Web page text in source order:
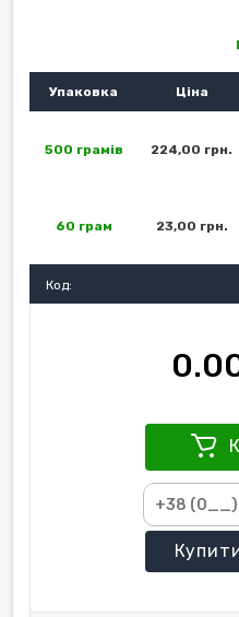
Упаковка Ціна
500 грамів
224,00 грн.
60 грам
23,00 грн.
Код: